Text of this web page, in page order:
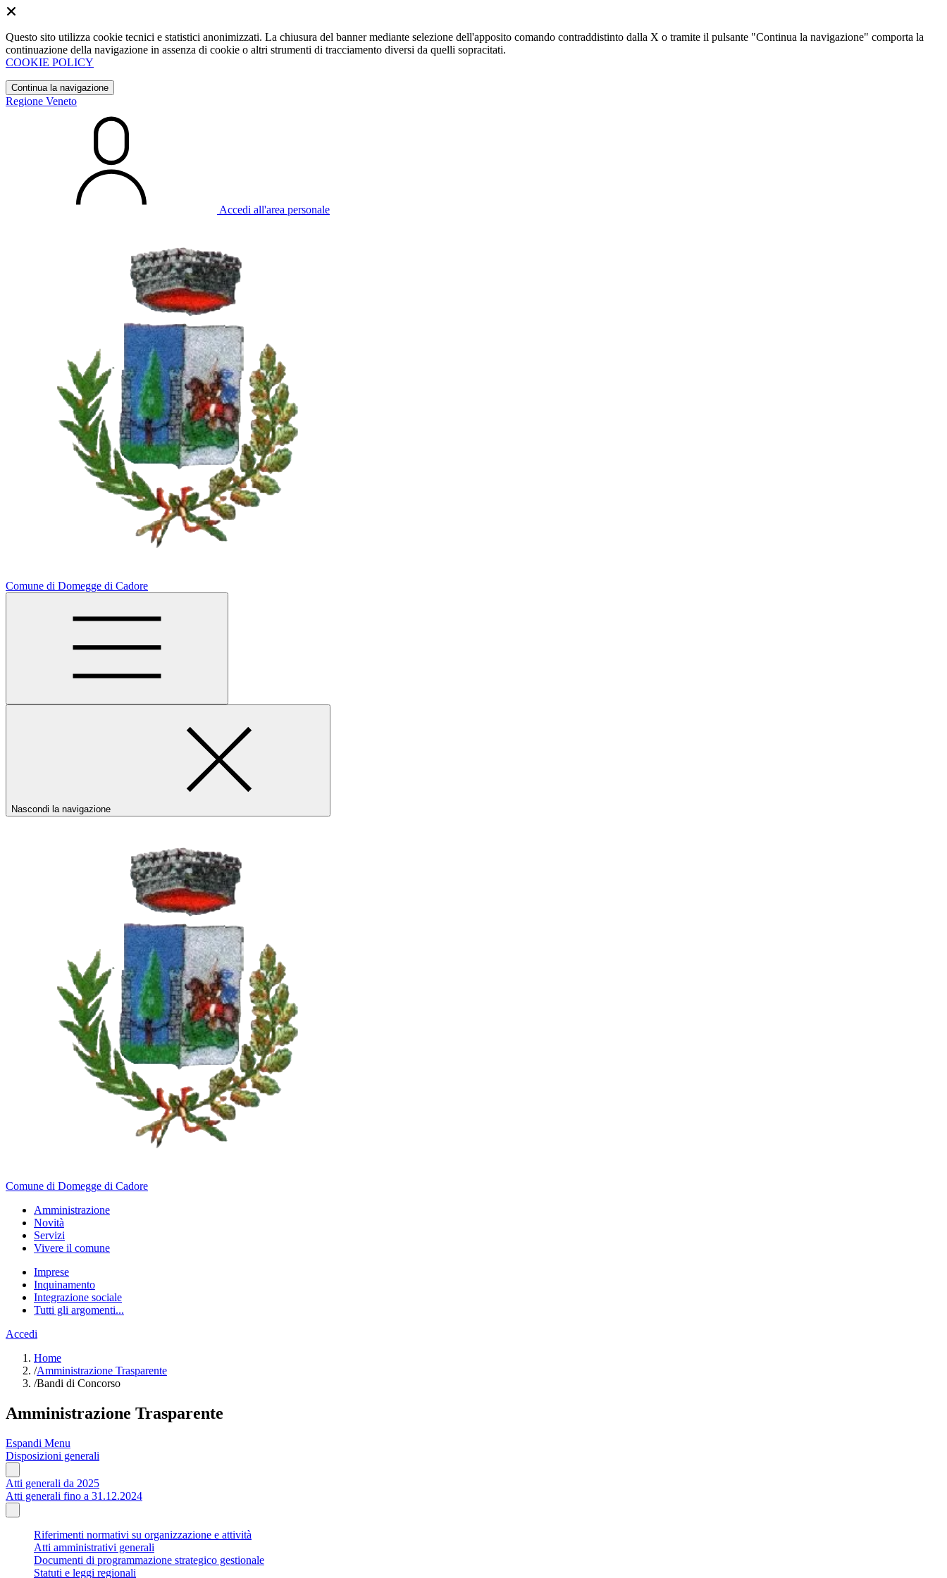
Questo sito utilizza cookie tecnici e statistici anonimizzati. La chiusura del banner mediante selezione dell'apposito comando contraddistinto dalla X o tramite il pulsante "Continua la navigazione" comporta la
continuazione della navigazione in assenza di cookie o altri strumenti di tracciamento diversi da quelli sopracitati.
COOKIE POLICY
Continua la navigazione
Regione Veneto
Accedi all'area personale
Comune di Domegge di Cadore
Nascondi la navigazione
Comune di Domegge di Cadore
Amministrazione
Novità
Servizi
Vivere il comune
Imprese
Inquinamento
Integrazione sociale
Tutti gli argomenti...
Accedi
Home
/Amministrazione Trasparente
/Bandi di Concorso
Amministrazione Trasparente
Espandi Menu
Disposizioni generali
Atti generali da 2025
Atti generali fino a 31.12.2024
Riferimenti normativi su organizzazione e attività
Atti amministrativi generali
Documenti di programmazione strategico gestionale
Statuti e leggi regionali